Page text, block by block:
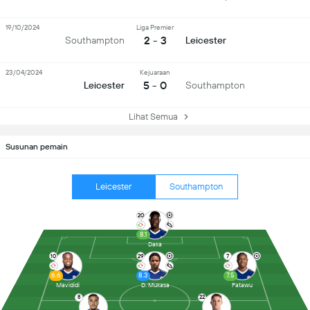
Susunan pemain
Leicester Southampton
8 22
10
6.6
Mavididi
29
8.3
D. Mukasa
7
7.5
Fatawu
20
8.1
Daka
Southampton
Liga Premier
2 - 3 Leicester
19/10/2024
Leicester
Kejuaraan
5 - 0 Southampton
23/04/2024
Lihat Semua